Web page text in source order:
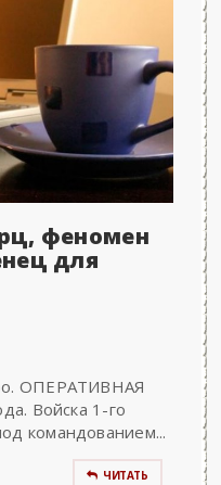
феномен
для
ОПЕРАТИВНАЯ
Войска 1-го
командованием...
ЧИТАТЬ